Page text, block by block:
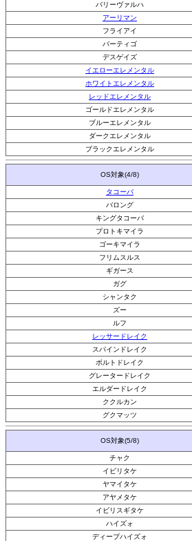
バリーヴァルハ
アーリマン
フライアイ
バーティゴ
デスゲイズ
イエローエレメンタル
ホワイトエレメンタル
レッドエレメンタル
ゴールドエレメンタル
ブルーエレメンタル
ダークエレメンタル
ブラックエレメンタル
OS対象(4/8)
タコーバ
バロング
キングタコーバ
プロトキマイラ
ゴーキマイラ
フリムスルス
ギガース
ガグ
シャンタク
ズー
ルフ
レッサードレイク
スパインドレイク
ボルトドレイク
グレータードレイク
エルダードレイク
ククルカン
グクマッツ
OS対象(5/8)
チャク
イビリタケ
ヤマイタケ
アヤメタケ
イビリスギタケ
ハイズォ
ディープハイズォ